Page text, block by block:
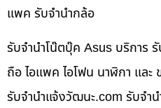
แพค รับจำนำกล้อ
รับจำนำโน๊ตบุ๊ค Asus บริการ
ถือ ไอแพค ไอโฟน นาฬิกา และ
รับจํานําแจ้งวัฒนะ.com รับจำ